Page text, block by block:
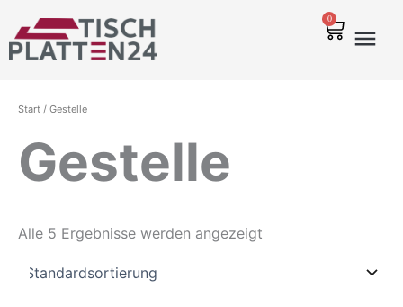
Inhalt
springen
0
Start / Gestelle
Gestelle
Alle 5 Ergebnisse werden angezeigt